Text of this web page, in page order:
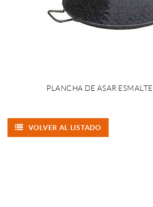
PLANCHA DE ASAR
VOLVER AL LISTADO